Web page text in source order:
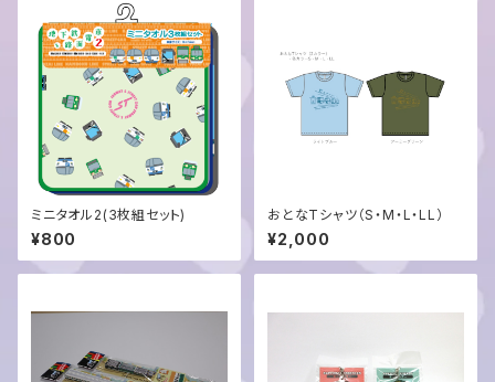
ミニタオル2(3枚組セット)
¥800
おとなTシャツ（S・M・L・LL）
¥2,000